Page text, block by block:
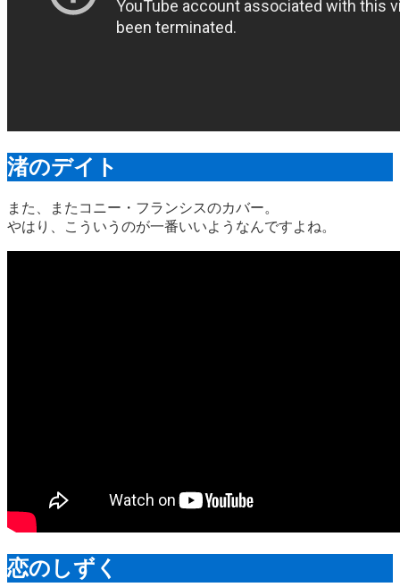
渚のデイト
また、またコニー・フランシスのカバー。
やはり、こういうのが一番いいようなんですよね。
恋のしずく